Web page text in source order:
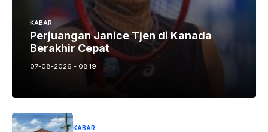
KABAR
Perjuangan Janice Tjen di Kanada
Berakhir Cepat
07-08-2026 - 08.19
KABAR